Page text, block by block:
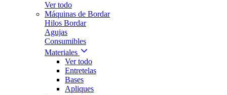
Ver todo
Máquinas de Bordar
Hilos Bordar
Agujas
Consumibles
Materiales
Ver todo
Entretelas
Bases
Apliques